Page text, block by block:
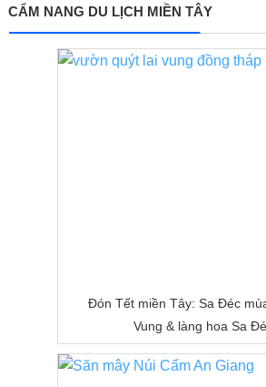
CẨM NANG DU LỊCH MIỀN TÂY
Đón Tết miền Tây: Sa Đéc
Vung & làng hoa Sa